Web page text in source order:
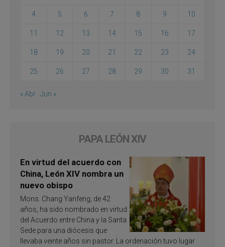
4 5 6 7 8 9 10
11 12 13 14 15 16 17
18 19 20 21 22 23 24
25 26 27 28 29 30 31
« Abr Jun »
PAPA LEÓN XIV
En virtud del acuerdo con
China, León XIV nombra un
nuevo obispo
Mons. Chang Yanfeng, de 42
años, ha sido nombrado en virtud
del Acuerdo entre China y la Santa
Sede para una diócesis que
llevaba veinte años sin pastor. La ordenación tuvo lugar